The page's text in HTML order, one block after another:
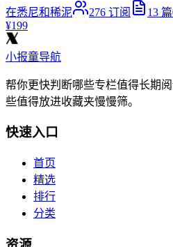
在悉尼和稀泥 276 订阅 13 篇
¥199
小报童导航
帮你更快判断哪些专栏值得长期
些值得放进收藏夹慢慢筛。
快速入口
首页
精选
排行
分类